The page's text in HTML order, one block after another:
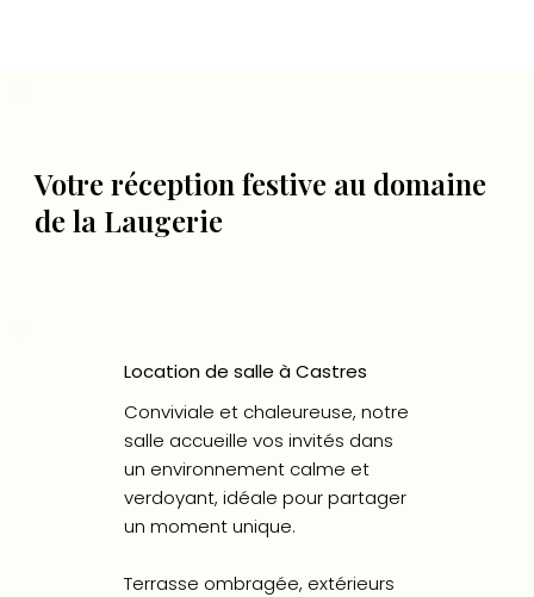
Votre réception festive au domaine
de la Laugerie
Location de salle à Castres
Conviviale et chaleureuse, notre
salle accueille vos invités dans
un environnement calme et
verdoyant, idéale pour partager
un moment unique.
Terrasse ombragée, extérieurs